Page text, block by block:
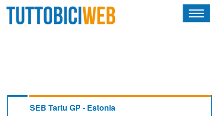
SEB Tartu GP - Estonia